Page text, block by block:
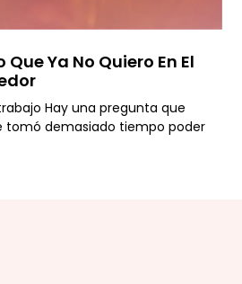
Ya No Quiero En El
Hay una pregunta que
tomó demasiado tiempo poder